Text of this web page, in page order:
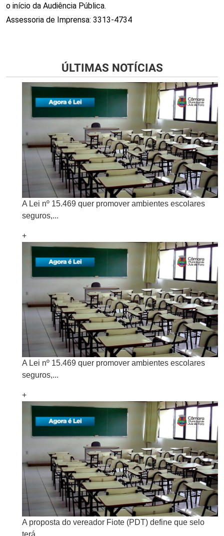
o início da Audiência Pública.
Assessoria de Imprensa: 3313-4734
ÚLTIMAS NOTÍCIAS
A Lei nº 15.469 quer promover ambientes escolares
seguros,...
+
A Lei nº 15.469 quer promover ambientes escolares
seguros,...
+
A proposta do vereador Fiote (PDT) define que selo
terá...